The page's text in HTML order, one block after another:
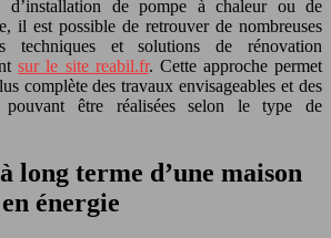
d’installation de pompe à chaleur ou de
il est possible de retrouver de nombreuses
techniques et solutions de rénovation
sur le site reabil.fr. Cette approche permet
complète des travaux envisageables et des
pouvant être réalisées selon le type de
long terme d’une maison
énergie